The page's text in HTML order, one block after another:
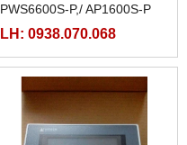
PWS6600S-P,/ AP1600S-P
LH: 0938.070.068